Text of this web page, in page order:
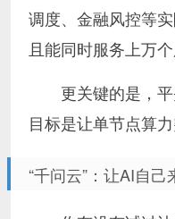
调度、金融风控等
且能同时服务上万
更关键的是，
目标是让单节点算
“千问云”：让AI自己